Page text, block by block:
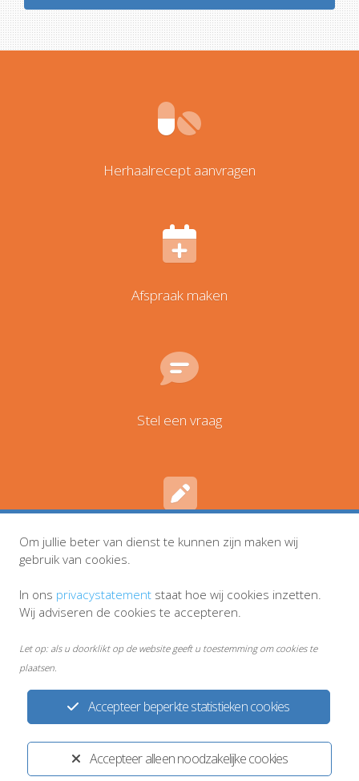
Herhaalrecept aanvragen
Afspraak maken
Stel een vraag
Inschrijven en wijzigingen
Accepteer alleen noodzakelijke cookies
Accepteer beperkte statistieken cookies
Om jullie beter van dienst te kunnen zijn maken wij
gebruik van cookies.
In ons privacystatement staat hoe wij cookies inzetten.
Wij adviseren de cookies te accepteren.
Let op: als u doorklikt op de website geeft u toestemming om cookies te
plaatsen.